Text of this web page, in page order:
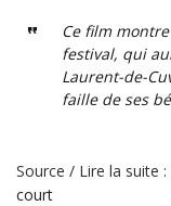
Ce film
festival, qui
Laurent-de-
faille de ses
Source / Lire la suite :
court